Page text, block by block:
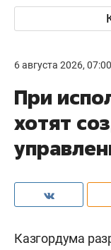
6 августа 2026, 07:00
При
хотят
Казгордума